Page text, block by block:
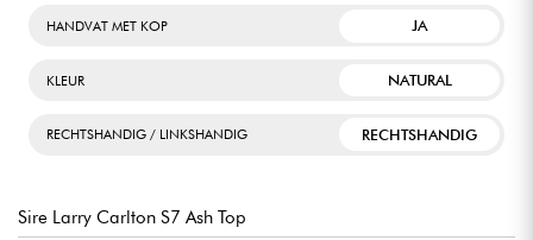
HANDVAT MET KOP JA
KLEUR NATURAL
RECHTSHANDIG / LINKSHANDIG RECHTSHANDIG
Sire Larry Carlton S7 Ash Top